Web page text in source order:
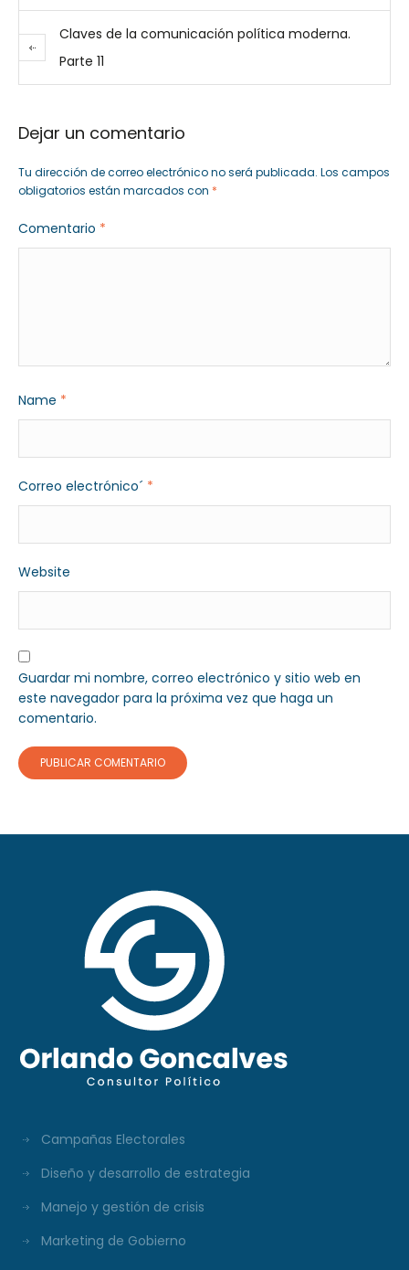
Claves de la comunicación política moderna.
Parte 11
Dejar un comentario
Tu dirección de correo electrónico no será publicada. Los campos
obligatorios están marcados con *
Comentario *
Name *
Correo electrónico´ *
Website
Guardar mi nombre, correo electrónico y sitio web en
este navegador para la próxima vez que haga un
comentario.
Campañas Electorales
Diseño y desarrollo de estrategia
Manejo y gestión de crisis
Marketing de Gobierno